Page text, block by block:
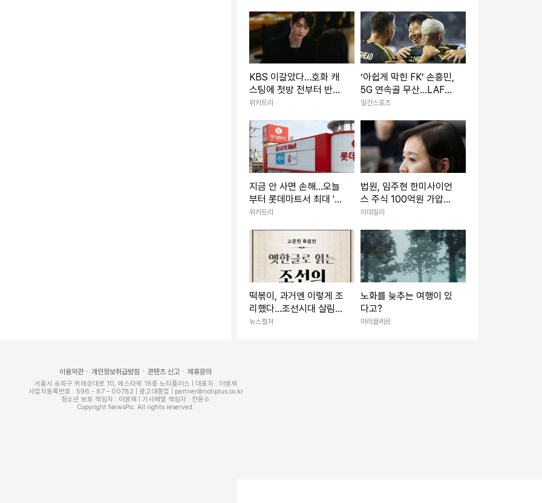
KBS 이갈았다…호화 캐
스팅에 첫방 전부터 반응
터진 '한국 드라마'
위키트리
‘아쉽게 막힌 FK’ 손흥민,
5G 연속골 무산…LAFC
는 승부차기 진땀승
일간스포츠
지금 안 사면 손해…오늘
부터 롯데마트서 최대 '5
0%' 할인하는 '이 상품'
위키트리
법원, 임주현 한미사이언
스 주식 100억원 가압
류…4자연합 갈등 법정전
이데일리
떡볶이, 과거엔 이렇게 조
리했다…조선시대 살림책
첫 공개
뉴스컬처
노화를 늦추는 여행이 있
다고?
마리끌레르
이용약관 개인정보취급방침 콘텐츠 신고 제휴문의
서울시 송파구 위례성대로 10, 에스타워 18층 노티플러스 | 대표자 : 이영재
사업자등록번호 : 596 - 87 – 00782 | 광고대행업 | partner@notiplus.co.kr
청소년 보호 책임자 : 이영재 | 기사배열 책임자 : 전윤수
Copyright NewsPic. All rights reserved.